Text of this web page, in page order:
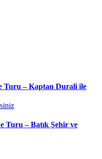
Turu – Kaptan Durali ile
Turu – Batık Şehir ve